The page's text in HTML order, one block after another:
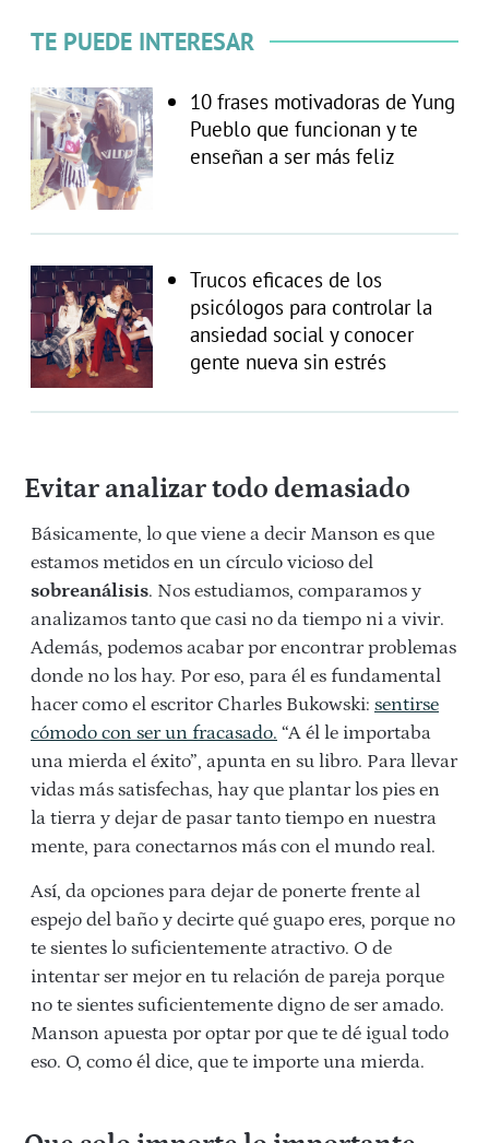
TE PUEDE INTERESAR
10 frases motivadoras de Yung
Pueblo que funcionan y te
enseñan a ser más feliz
Trucos eficaces de los
psicólogos para controlar la
ansiedad social y conocer
gente nueva sin estrés
Evitar analizar todo demasiado
Básicamente, lo que viene a decir Manson es que
estamos metidos en un círculo vicioso del
sobreanálisis. Nos estudiamos, comparamos y
analizamos tanto que casi no da tiempo ni a vivir.
Además, podemos acabar por encontrar problemas
donde no los hay. Por eso, para él es fundamental
hacer como el escritor Charles Bukowski: sentirse
cómodo con ser un fracasado. “A él le importaba
una mierda el éxito”, apunta en su libro. Para llevar
vidas más satisfechas, hay que plantar los pies en
la tierra y dejar de pasar tanto tiempo en nuestra
mente, para conectarnos más con el mundo real.
Así, da opciones para dejar de ponerte frente al
espejo del baño y decirte qué guapo eres, porque no
te sientes lo suficientemente atractivo. O de
intentar ser mejor en tu relación de pareja porque
no te sientes suficientemente digno de ser amado.
Manson apuesta por optar por que te dé igual todo
eso. O, como él dice, que te importe una mierda.